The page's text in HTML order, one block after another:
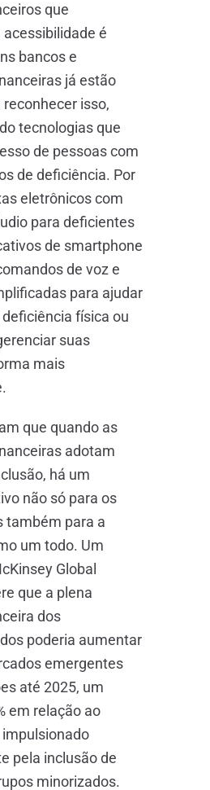
que
é
bancos e
já estão
isso,
tecnologias que
de pessoas com
de deficiência. Por
eletrônicos com
para deficientes
de smartphone
de voz e
para ajudar
física ou
suas
mais
que quando as
adotam
há um
não só para os
também para a
um todo. Um
Global
que a plena
dos
poderia aumentar
emergentes
até 2025, um
em relação ao
pela inclusão de
minorizados.